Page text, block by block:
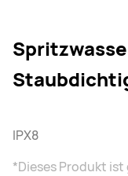
IPX8
*Dieses Produkt ist